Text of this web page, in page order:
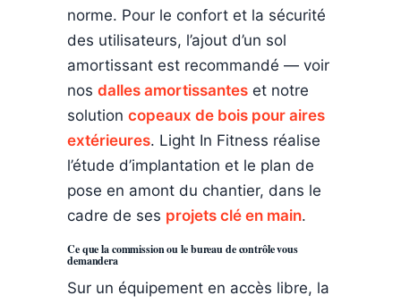
norme. Pour le confort et la sécurité
des utilisateurs, l’ajout d’un sol
amortissant est recommandé — voir
nos dalles amortissantes et notre
solution copeaux de bois pour aires
extérieures. Light In Fitness réalise
l’étude d’implantation et le plan de
pose en amont du chantier, dans le
cadre de ses projets clé en main.
Ce que la commission ou le bureau de contrôle vous
demandera
Sur un équipement en accès libre, la